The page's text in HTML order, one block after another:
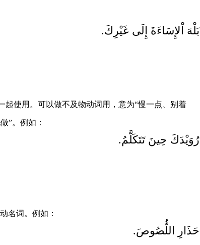
بَلْهَ اْلإِسَاءَةَ إِلَى غَيْرِكَ.
使用。可以做不及物动词用，意为“慢一点、别着
”。例如：
رُوَيْدَكَ حِينَ تَتَكَلَّمُ.
名词。例如：
حَذَارِ اللُّصُوصَ.